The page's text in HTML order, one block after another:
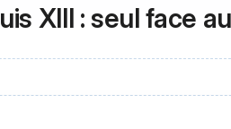
XIII : seul face